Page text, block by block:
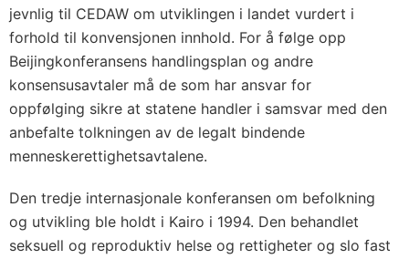
jevnlig til CEDAW om utviklingen i landet vurdert i
forhold til konvensjonen innhold. For å følge opp
Beijingkonferansens handlingsplan og andre
konsensusavtaler må de som har ansvar for
oppfølging sikre at statene handler i samsvar med den
anbefalte tolkningen av de legalt bindende
menneskerettighetsavtalene.
Den tredje internasjonale konferansen om befolkning
og utvikling ble holdt i Kairo i 1994. Den behandlet
seksuell og reproduktiv helse og rettigheter og slo fast